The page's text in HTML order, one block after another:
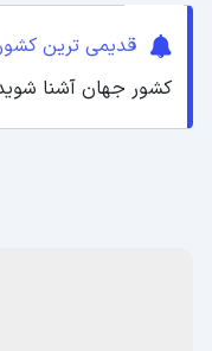
قدیمی ترین
کشور جهان آشنا